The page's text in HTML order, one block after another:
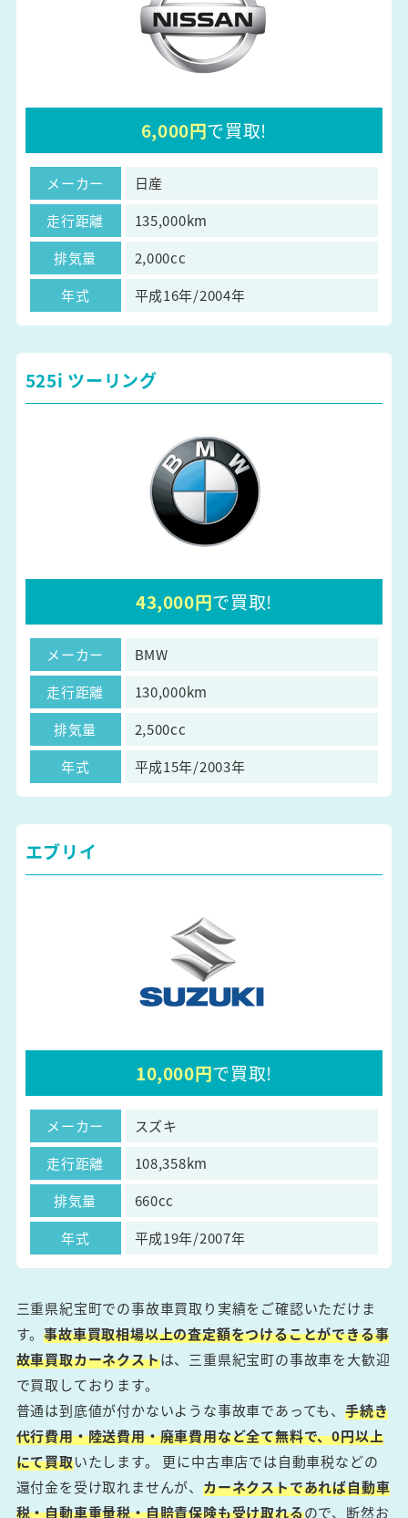
6,000円で買取!
メーカー
日産
走行距離
135,000km
排気量
2,000cc
年式
平成16年/2004年
525i ツーリング
43,000円で買取!
メーカー
BMW
走行距離
130,000km
排気量
2,500cc
年式
平成15年/2003年
エブリイ
10,000円で買取!
メーカー
スズキ
走行距離
108,358km
排気量
660cc
年式
平成19年/2007年
三重県紀宝町での事故車買取り実績をご確認いただけま
す。事故車買取相場以上の査定額をつけることができる事
故車買取カーネクストは、三重県紀宝町の事故車を大歓迎
で買取しております。
普通は到底値が付かないような事故車であっても、手続き
代行費用・陸送費用・廃車費用など全て無料で、0円以上
にて買取いたします。 更に中古車店では自動車税などの
還付金を受け取れませんが、カーネクストであれば自動車
税・自動車重量税・自賠責保険も受け取れるので、断然お